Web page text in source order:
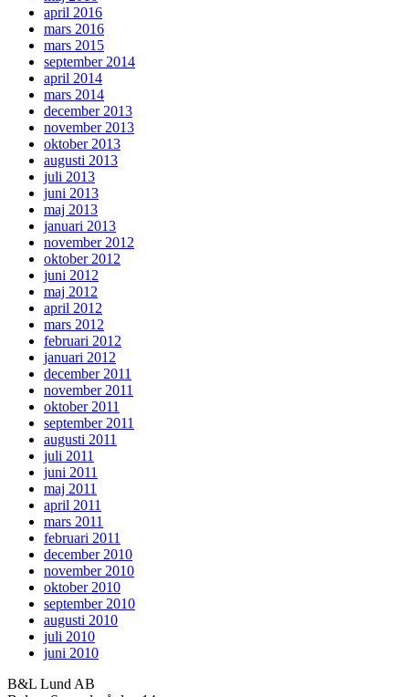
april 2016
mars 2016
mars 2015
september 2014
april 2014
mars 2014
december 2013
november 2013
oktober 2013
augusti 2013
juli 2013
juni 2013
maj 2013
januari 2013
november 2012
oktober 2012
juni 2012
maj 2012
april 2012
mars 2012
februari 2012
januari 2012
december 2011
november 2011
oktober 2011
september 2011
augusti 2011
juli 2011
juni 2011
maj 2011
april 2011
mars 2011
februari 2011
december 2010
november 2010
oktober 2010
september 2010
augusti 2010
juli 2010
juni 2010
B&L Lund AB